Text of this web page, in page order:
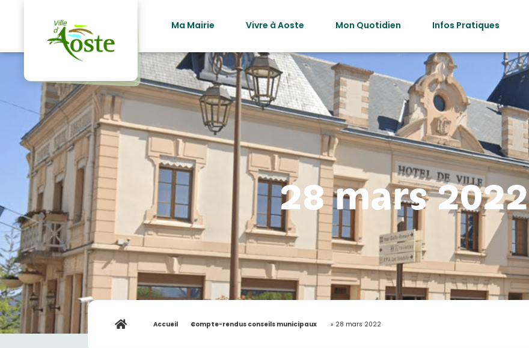
Ma Mairie
Vivre à Aoste Mon Quotidien Infos Pratiques
28 mars 2022
Accueil »
Compte-rendus conseils municipaux » 28 mars 2022